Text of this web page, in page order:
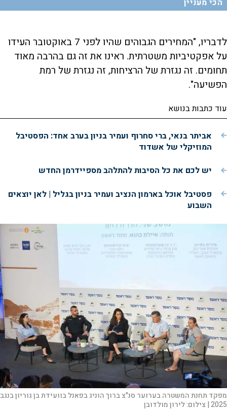
לדבריו, "המחירים הגבוהים שהיו לפני 7 באוקטובר העידו
על אפקטיביות משטרתית. ראינו את זה גם בהרבה מאוד
תחומים. זה נגזרת של הרציחות, זה נגזרת של רמת
הפשיעה".
עוד כתבות בנושא
אביתר בנאי, ברי סחרוף ועמיר בניון בערב אחד: הפסטיבל
המוזיקלי של אשדוד
יש לכם את כל הסיבות להתלהב מספיידרמן החדש
פסטיבל אוכל בארמון הנציב ועמיר בניון בגליל | לאן יוצאים
השבוע
מפקד תחנת המשטרה בערוער סנ"צ ברוך הוניג בפאנל בוועידת בן גוריון בנגב
2025 | צילום:לירון מולדובן